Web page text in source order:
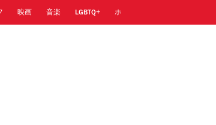
索
映画 音楽 LGBTQ+ ホテル